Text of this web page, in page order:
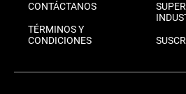
CONTÁCTANOS
TÉRMINOS Y
CONDICIONES